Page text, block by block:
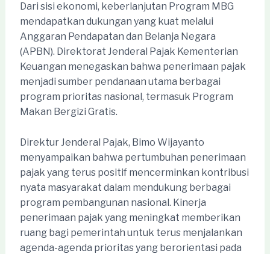
Dari sisi ekonomi, keberlanjutan Program MBG
mendapatkan dukungan yang kuat melalui
Anggaran Pendapatan dan Belanja Negara
(APBN). Direktorat Jenderal Pajak Kementerian
Keuangan menegaskan bahwa penerimaan pajak
menjadi sumber pendanaan utama berbagai
program prioritas nasional, termasuk Program
Makan Bergizi Gratis.
Direktur Jenderal Pajak, Bimo Wijayanto
menyampaikan bahwa pertumbuhan penerimaan
pajak yang terus positif mencerminkan kontribusi
nyata masyarakat dalam mendukung berbagai
program pembangunan nasional. Kinerja
penerimaan pajak yang meningkat memberikan
ruang bagi pemerintah untuk terus menjalankan
agenda-agenda prioritas yang berorientasi pada